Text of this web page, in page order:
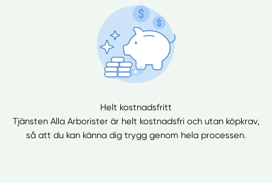
Helt kostnadsfritt
Tjänsten Alla Arborister är helt kostnadsfri och utan köpkrav,
så att du kan känna dig trygg genom hela processen.